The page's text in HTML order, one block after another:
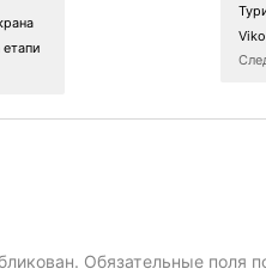
Обязательные поля